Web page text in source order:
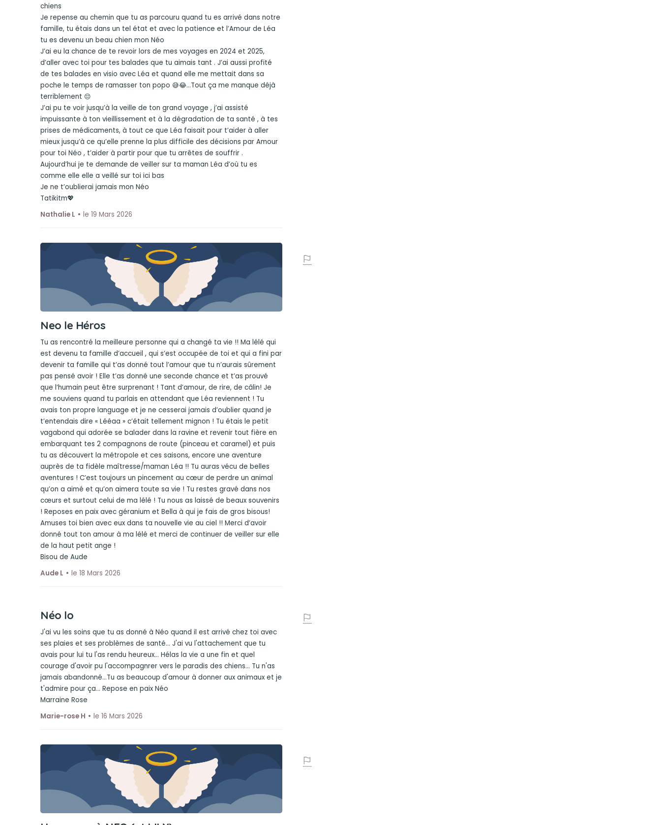
chiens
Je repense au chemin que tu as parcouru quand tu es arrivé dans notre
famille, tu étais dans un tel état et avec la patience et l’Amour de Léa
tu es devenu un beau chien mon Néo
J’ai eu la chance de te revoir lors de mes voyages en 2024 et 2025,
d’aller avec toi pour tes balades que tu aimais tant . J’ai aussi profité
de tes balades en visio avec Léa et quand elle me mettait dans sa
poche le temps de ramasser ton popo 😅😂…Tout ça me manque déjà
terriblement 😔
J’ai pu te voir jusqu’à la veille de ton grand voyage , j’ai assisté
impuissante à ton vieillissement et à la dégradation de ta santé , à tes
prises de médicaments, à tout ce que Léa faisait pour t’aider à aller
mieux jusqu’à ce qu’elle prenne la plus difficile des décisions par Amour
pour toi Néo , t’aider à partir pour que tu arrêtes de souffrir .
Aujourd’hui je te demande de veiller sur ta maman Léa d’où tu es
comme elle elle a veillé sur toi ici bas
Je ne t’oublierai jamais mon Néo
Tatikitm💖
Nathalie L
le 19 Mars 2026
Neo le Héros
Tu as rencontré la meilleure personne qui a changé ta vie !! Ma lélé qui
est devenu ta famille d’accueil , qui s’est occupée de toi et qui a fini par
devenir ta famille qui t’as donné tout l’amour que tu n’aurais sûrement
pas pensé avoir ! Elle t’as donné une seconde chance et t’as prouvé
que l’humain peut être surprenant ! Tant d’amour, de rire, de câlin! Je
me souviens quand tu parlais en attendant que Léa reviennent ! Tu
avais ton propre language et je ne cesserai jamais d’oublier quand je
t’entendais dire « Lééaa » c’était tellement mignon ! Tu étais le petit
vagabond qui adorée se balader dans la ravine et revenir tout fière en
embarquant tes 2 compagnons de route (pinceau et caramel) et puis
tu as découvert la métropole et ces saisons, encore une aventure
auprès de ta fidèle maîtresse/maman Léa !! Tu auras vécu de belles
aventures ! C’est toujours un pincement au cœur de perdre un animal
qu’on a aimé et qu’on aimera toute sa vie ! Tu restes gravé dans nos
cœurs et surtout celui de ma lélé ! Tu nous as laissé de beaux souvenirs
! Reposes en paix avec géranium et Bella à qui je fais de gros bisous!
Amuses toi bien avec eux dans ta nouvelle vie au ciel !! Merci d’avoir
donné tout ton amour à ma lélé et merci de continuer de veiller sur elle
de la haut petit ange !
Bisou de Aude
Aude L
le 18 Mars 2026
Néo lo
J'ai vu les soins que tu as donné à Néo quand il est arrivé chez toi avec
ses plaies et ses problèmes de santé... J'ai vu l'attachement que tu
avais pour lui tu l'as rendu heureux... Hélas la vie a une fin et quel
courage d'avoir pu l'accompagnrer vers le paradis des chiens... Tu n'as
jamais abandonné...Tu as beaucoup d'amour à donner aux animaux et je
t'admire pour ça... Repose en paix Néo
Marraine Rose
Marie-rose H
le 16 Mars 2026